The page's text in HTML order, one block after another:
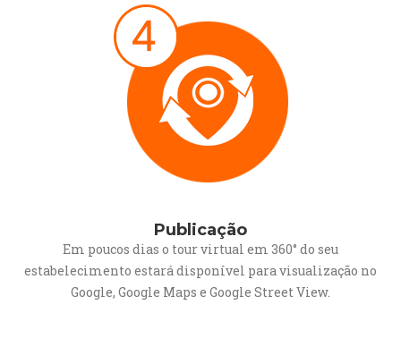
Publicação
Em poucos dias o tour virtual em 360° do seu
estabelecimento estará disponível para visualização no
Google, Google Maps e Google Street View.